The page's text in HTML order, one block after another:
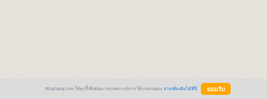
BlogGang.com ใช้คุกกี้เพื่อพัฒนาประสบการณ์การใช้งานของคุณ อ่านเพิ่มเติมได้ที่นี่